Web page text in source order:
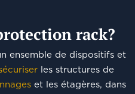
rack?
ensemble de dispositifs et
les structures de
et les étagères, dans